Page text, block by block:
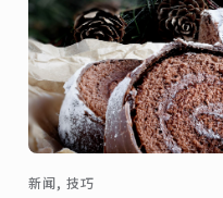
新闻, 技巧